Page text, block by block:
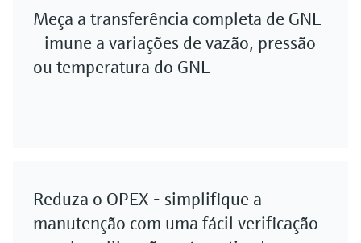
Meça a transferência completa de GNL
- imune a variações de vazão, pressão
ou temperatura do GNL
Reduza o OPEX - simplifique a
manutenção com uma fácil verificação